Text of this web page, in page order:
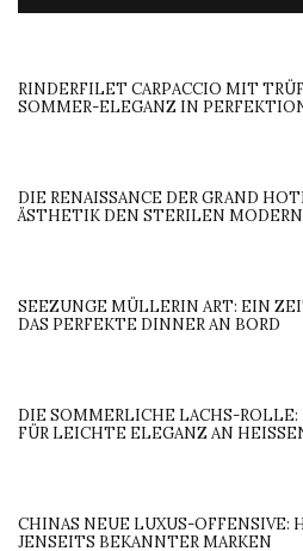
RINDERFILET CARPACCIO MIT
SOMMER-ELEGANZ IN
DIE RENAISSANCE DER GRAND
ÄSTHETIK DEN STERILEN
SEEZUNGE MÜLLERIN ART: EIN
DAS PERFEKTE DINNER AN BORD
DIE SOMMERLICHE LACHS-
FÜR LEICHTE ELEGANZ AN HEISSEN
CHINAS NEUE LUXUS-
JENSEITS BEKANNTER MARKEN